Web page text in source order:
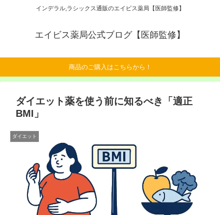
インデラル,ラシックス通販のエイビス薬局【医師監修】
エイビス薬局公式ブログ【医師監修】
商品のご購入はこちらから！
ダイエット薬を使う前に知るべき「適正
BMI」
ダイエット